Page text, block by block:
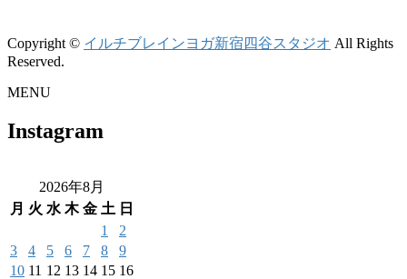
Copyright © イルチブレインヨガ新宿四谷スタジオ All Rights
Reserved.
MENU
Instagram
2026年8月
月 火 水 木 金 土 日
1
2
3
4 5 6 7 8
9
10 11 12 13 14 15 16